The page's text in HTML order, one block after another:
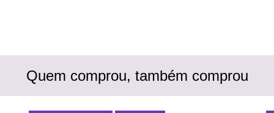
Quem comprou, também comprou